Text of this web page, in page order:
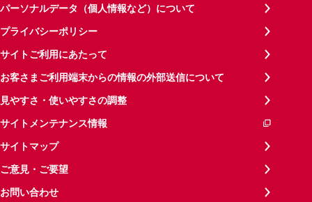
パーソナルデータ（個人情報など）について
プライバシーポリシー
サイトご利用にあたって
お客さまご利用端末からの情報の外部送信について
見やすさ・使いやすさの調整
サイトメンテナンス情報
サイトマップ
ご意見・ご要望
お問い合わせ